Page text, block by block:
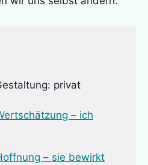
ung – ich
– sie bewirkt